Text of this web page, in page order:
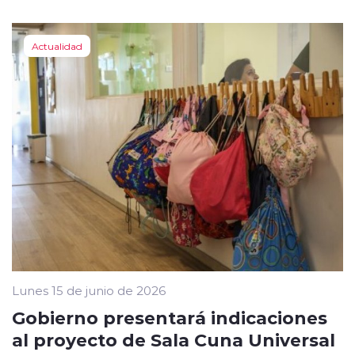
Actualidad
Lunes 15 de junio de 2026
Gobierno presentará indicaciones
al proyecto de Sala Cuna Universal